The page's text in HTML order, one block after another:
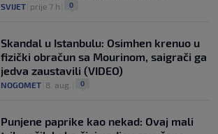
SVIJET prije 7 h 0
Skandal u Istanbulu: Osimhen krenuo u
fizički obračun sa Mourinom, saigrači ga
jedva zaustavili (VIDEO)
NOGOMET 8. aug. 0
Punjene paprike kao nekad: Ovaj mali